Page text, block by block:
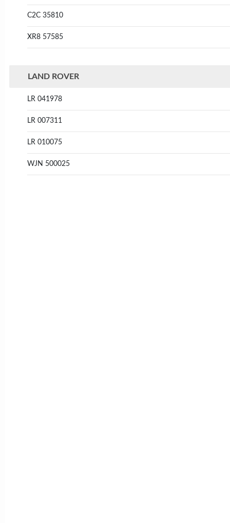
C2C 35810
XR8 57585
LAND ROVER
LR 041978
LR 007311
LR 010075
WJN 500025